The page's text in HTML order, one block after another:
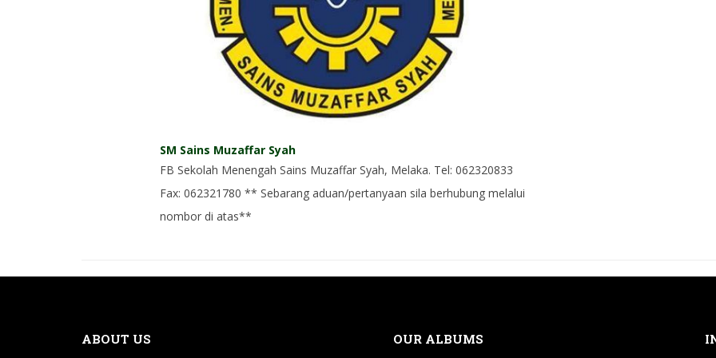
SM Sains Muzaffar Syah
FB Sekolah Menengah Sains Muzaffar Syah, Melaka. Tel: 062320833
Fax: 062321780 ** Sebarang aduan/pertanyaan sila berhubung melalui
nombor di atas**
ABOUT US OUR ALBUMS